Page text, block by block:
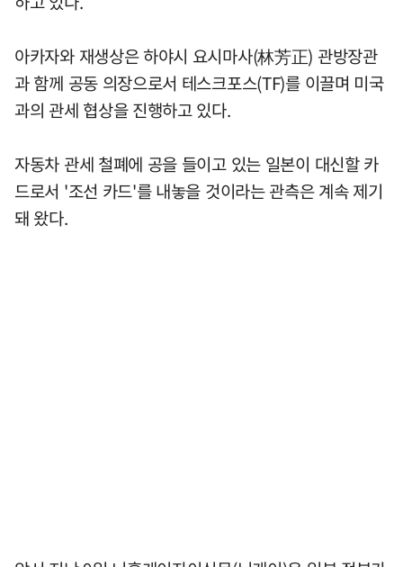
아카자와 재생상은 하야시 요시마사(林芳正) 관방장관
과 함께 공동 의장으로서 테스크포스(TF)를 이끌며 미국
과의 관세 협상을 진행하고 있다.
자동차 관세 철폐에 공을 들이고 있는 일본이 대신할 카
드로서 '조선 카드'를 내놓을 것이라는 관측은 계속 제기
돼 왔다.